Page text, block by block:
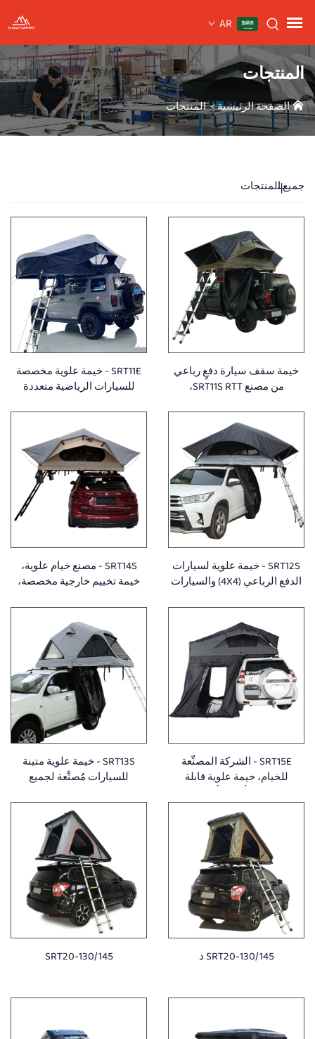
AR
المنتجات
الصفحة الرئيسية>المنتجات
جميع المنتجات
خيمة سقف سيارة دفعٍ رباعي
من مصنع SRT11S RTT،
SRT11E - خيمة علوية مخصصة
للسيارات الرياضية متعددة
للطي للاستخدام الخارجي،
مقاومة للماء، مناسبة للتخييم
بسيارات الدفع الرباعي (4X4)،
خيمة علوية للسيارة
SRT12S - خيمة علوية لسيارات
الدفع الرباعي (4X4) والسيارات
(SUV)، خيمة خارجية أوتوماتيكية
ذات غلاف صلب من الألومنيوم
SRT14S - مصنع خيام علوية،
خيمة تخييم خارجية مخصصة،
للسيارة، إكسسوارات عالمية
للسيارات الدفع الرباعي (4x4)
SRT15E - الشركة المصنِّعة
للخيام، خيمة علوية قابلة
علوية على الإطلاق،
إكسسوارات عالمية للسيارات
للطرق الوعرة ومركبات الدفع
الرباعي (4X4)
SRT13S - خيمة علوية متينة
للسيارات مُصنَّعة لجميع
كبيرة الحجم، مناسبة للتخييم
العائلي في الأماكن المفتوحة،
خيمة علوية للسيارة
SRT20-130/145 د SRT20-130/145